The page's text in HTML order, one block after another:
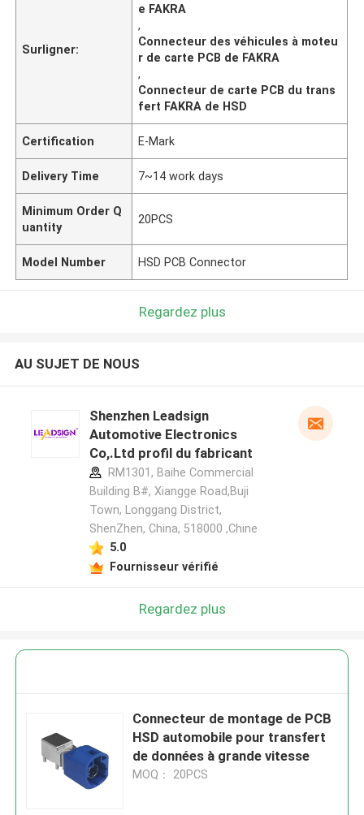
Surligner:
e FAKRA
,
Connecteur des véhicules à moteu
r de carte PCB de FAKRA
,
Connecteur de carte PCB du trans
fert FAKRA de HSD
Certification E-Mark
Delivery Time 7~14 work days
Minimum Order Q
uantity
20PCS
Model Number HSD PCB Connector
Regardez plus
AU SUJET DE NOUS
Shenzhen Leadsign
Automotive Electronics
Co,.Ltd profil du fabricant
RM1301, Baihe Commercial
Building B#, Xiangge Road,Buji
Town, Longgang District,
ShenZhen, China, 518000 ,Chine
5.0
Fournisseur vérifié
Regardez plus
Connecteur de montage de PCB
HSD automobile pour transfert
de données à grande vitesse
MOQ： 20PCS